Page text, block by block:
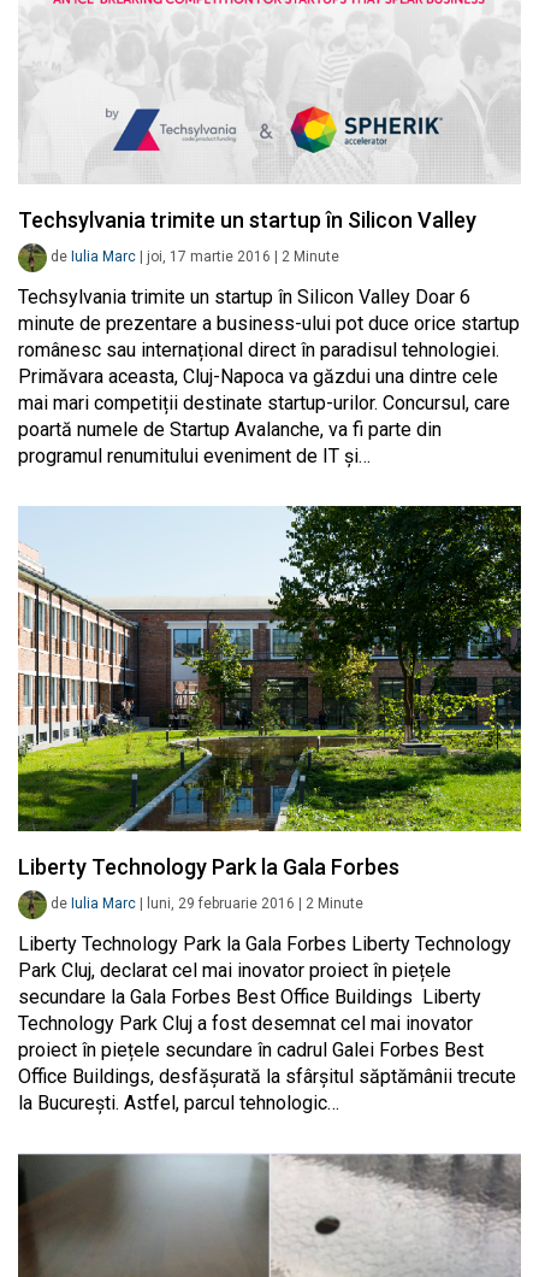
Techsylvania trimite un startup în Silicon Valley
de Iulia Marc joi, 17 martie 2016 2 Minute
Techsylvania trimite un startup în Silicon Valley Doar 6
minute de prezentare a business-ului pot duce orice startup
românesc sau internațional direct în paradisul tehnologiei.
Primăvara aceasta, Cluj-Napoca va găzdui una dintre cele
mai mari competiții destinate startup-urilor. Concursul, care
poartă numele de Startup Avalanche, va fi parte din
programul renumitului eveniment de IT și…
Liberty Technology Park la Gala Forbes
de Iulia Marc luni, 29 februarie 2016 2 Minute
Liberty Technology Park la Gala Forbes Liberty Technology
Park Cluj, declarat cel mai inovator proiect în piețele
secundare la Gala Forbes Best Office Buildings Liberty
Technology Park Cluj a fost desemnat cel mai inovator
proiect în piețele secundare în cadrul Galei Forbes Best
Office Buildings, desfășurată la sfârșitul săptămânii trecute
la București. Astfel, parcul tehnologic…